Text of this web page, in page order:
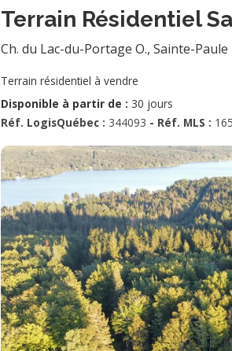
Terrain Résidentiel
Ch. du Lac-du-Portage O., Sainte-Paule
Terrain résidentiel à vendre
Disponible à partir de : 30 jours
Réf. LogisQuébec : 344093 - Réf. MLS :